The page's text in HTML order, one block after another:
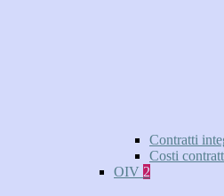
Contratti
Costi
OIV 2